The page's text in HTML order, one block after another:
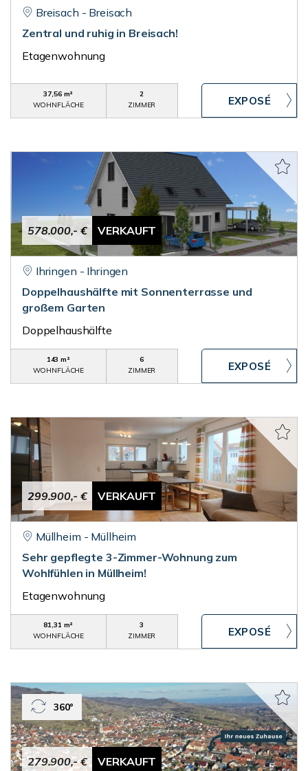
Breisach - Breisach
Zentral und ruhig in Breisach!
Etagenwohnung
37,56 m²
WOHNFLÄCHE
2
ZIMMER
578.000,- € VERKAUFT
Ihringen - Ihringen
Doppelhaushälfte mit Sonnenterrasse und
großem Garten
Doppelhaushälfte
143 m²
WOHNFLÄCHE
6
ZIMMER
299.900,- € VERKAUFT
Müllheim - Müllheim
Sehr gepflegte 3-Zimmer-Wohnung zum
Wohlfühlen in Müllheim!
Etagenwohnung
81,31 m²
WOHNFLÄCHE
3
ZIMMER
279.900,- € VERKAUFT
360°